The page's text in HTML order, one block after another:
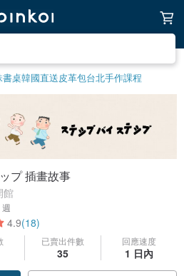
書桌韓國直送皮革包台北手作課程
プ 插畫故事
館
4.9(18)
已賣出件數
35
回應速度
1 日內